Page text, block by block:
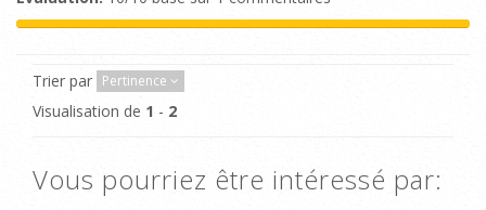
Trier par Pertinence
Visualisation de 1 - 2
Vous pourriez être intéressé par: